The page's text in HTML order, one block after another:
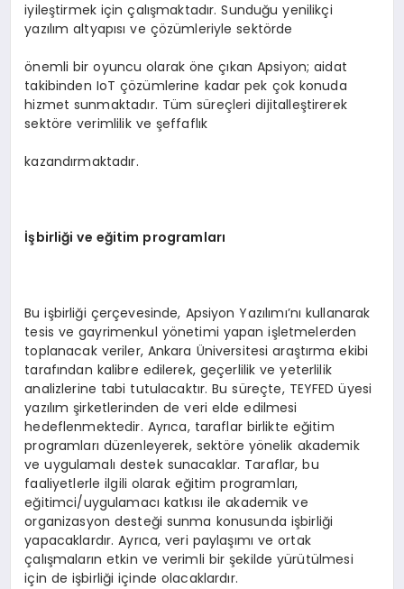
iyileştirmek için çalışmaktadır. Sunduğu yenilikçi
yazılım altyapısı ve çözümleriyle sektörde
önemli bir oyuncu olarak öne çıkan Apsiyon; aidat
takibinden IoT çözümlerine kadar pek çok konuda
hizmet sunmaktadır. Tüm süreçleri dijitalleştirerek
sektöre verimlilik ve şeffaflık
kazandırmaktadır.
İşbirliği ve eğitim programları
Bu işbirliği çerçevesinde, Apsiyon Yazılımı’nı kullanarak
tesis ve gayrimenkul yönetimi yapan işletmelerden
toplanacak veriler, Ankara Üniversitesi araştırma ekibi
tarafından kalibre edilerek, geçerlilik ve yeterlilik
analizlerine tabi tutulacaktır. Bu süreçte, TEYFED üyesi
yazılım şirketlerinden de veri elde edilmesi
hedeflenmektedir. Ayrıca, taraflar birlikte eğitim
programları düzenleyerek, sektöre yönelik akademik
ve uygulamalı destek sunacaklar. Taraflar, bu
faaliyetlerle ilgili olarak eğitim programları,
eğitimci/uygulamacı katkısı ile akademik ve
organizasyon desteği sunma konusunda işbirliği
yapacaklardır. Ayrıca, veri paylaşımı ve ortak
çalışmaların etkin ve verimli bir şekilde yürütülmesi
için de işbirliği içinde olacaklardır.